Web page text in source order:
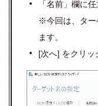
「名前」欄に
※今回は、ター
ます。
[次へ] をクリッ